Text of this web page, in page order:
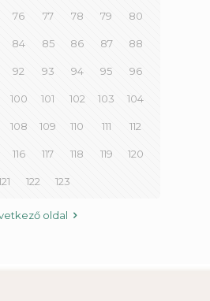
76 77 78 79 80
84 85 86 87 88
92 93 94 95 96
100 101 102 103 104
108 109 110 111 112
116 117 118 119 120
122 123
oldal